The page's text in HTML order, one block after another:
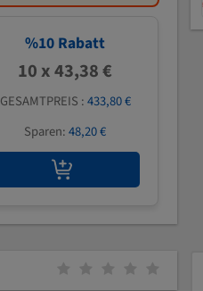
%10 Rabatt
10 x 43,38 €
GESAMTPREIS :433,80 €
Sparen:48,20 €